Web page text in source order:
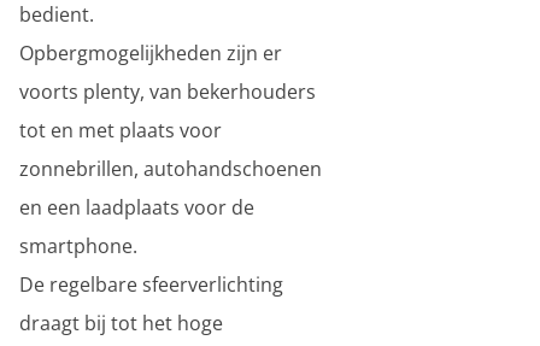
bedient.
Opbergmogelijkheden zijn er
voorts plenty, van bekerhouders
tot en met plaats voor
zonnebrillen, autohandschoenen
en een laadplaats voor de
smartphone.
De regelbare sfeerverlichting
draagt bij tot het hoge